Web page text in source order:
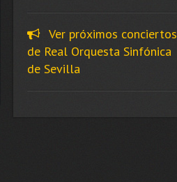
Ver próximos conciertos
de Real Orquesta Sinfónica
de Sevilla